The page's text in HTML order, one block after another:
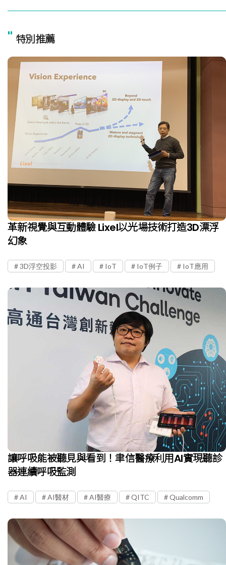
" 特別推薦
革新視覺與互動體驗 Lixel以光場技術打造3D漂浮
幻象
3D浮空投影 AI IoT IoT例子 IoT應用
讓呼吸能被聽見與看到！聿信醫療利用AI實現聽診
器連續呼吸監測
AI AI醫材 AI醫療 QITC Qualcomm